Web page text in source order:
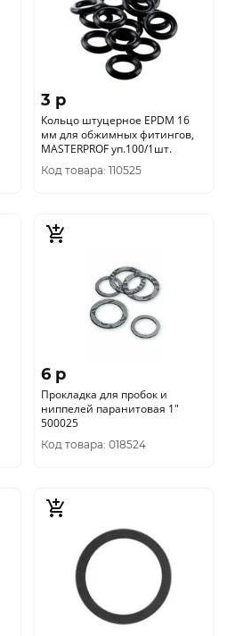
3 p
Кольцо штуцерное EPDM 16
мм для обжимных фитингов,
MASTERPROF уп.100/1шт.
Код товара: 110525
6 p
Прокладка для пробок и
ниппелей паранитовая 1"
500025
Код товара: 018524